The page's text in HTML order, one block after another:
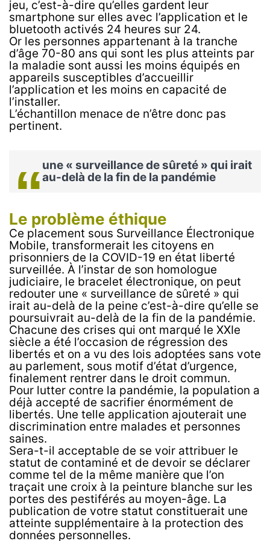
jeu, c’est-à-dire qu’elles gardent leur
smartphone sur elles avec l’application et le
bluetooth activés 24 heures sur 24.
Or les personnes appartenant à la tranche
d’âge 70-80 ans qui sont les plus atteints par
la maladie sont aussi les moins équipés en
appareils susceptibles d’accueillir
l’application et les moins en capacité de
l’installer.
L’échantillon menace de n’être donc pas
pertinent.
une « surveillance de sûreté » qui irait
au-delà de la fin de la pandémie
Le problème éthique
Ce placement sous Surveillance Électronique
Mobile, transformerait les citoyens en
prisonniers de la COVID-19 en état liberté
surveillée. À l’instar de son homologue
judiciaire, le bracelet électronique, on peut
redouter une « surveillance de sûreté » qui
irait au-delà de la peine c’est-à-dire qu’elle se
poursuivrait au-delà de la fin de la pandémie.
Chacune des crises qui ont marqué le XXIe
siècle a été l’occasion de régression des
libertés et on a vu des lois adoptées sans vote
au parlement, sous motif d’état d’urgence,
finalement rentrer dans le droit commun.
Pour lutter contre la pandémie, la population a
déjà accepté de sacrifier énormément de
libertés. Une telle application ajouterait une
discrimination entre malades et personnes
saines.
Sera-t-il acceptable de se voir attribuer le
statut de contaminé et de devoir se déclarer
comme tel de la même manière que l’on
traçait une croix à la peinture blanche sur les
portes des pestiférés au moyen-âge. La
publication de votre statut constituerait une
atteinte supplémentaire à la protection des
données personnelles.